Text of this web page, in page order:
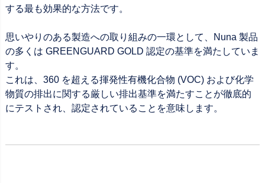
する最も効果的な方法です。
思いやりのある製造への取り組みの一環として、Nuna 製品
の多くは GREENGUARD GOLD 認定の基準を満たしていま
す。
これは、360 を超える揮発性有機化合物 (VOC) および化学
物質の排出に関する厳しい排出基準を満たすことが徹底的
にテストされ、認定されていることを意味します。